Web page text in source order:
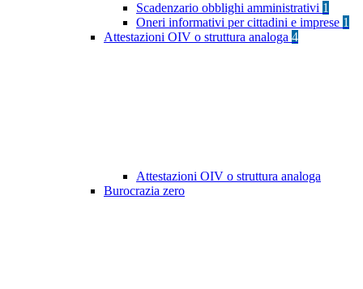
Scadenzario obblighi amministrativi 1
Oneri informativi per cittadini e imprese 1
Attestazioni OIV o struttura analoga 4
Attestazioni OIV o struttura analoga
Burocrazia zero